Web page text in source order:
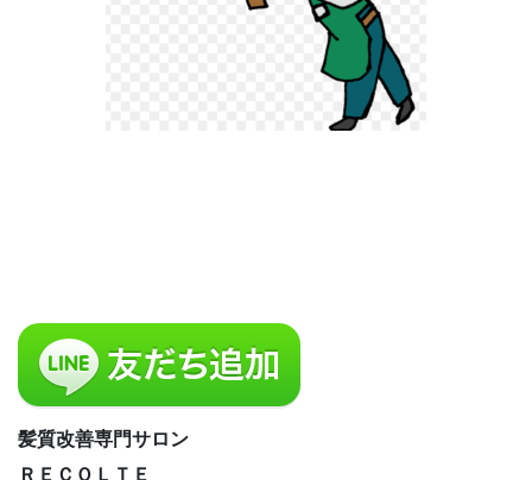
髪質改善専門サロン
ＲＥＣＯＬＴＥ